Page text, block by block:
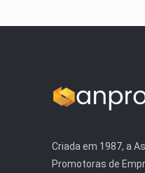
Criada em 1987, a
Promotoras de